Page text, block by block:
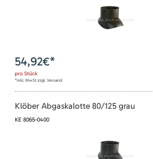
54,92€*
pro Stück
*inkl. MwSt zzgl. Versand
Klöber Abgaskalotte 80/125 grau
KE 8065-0400